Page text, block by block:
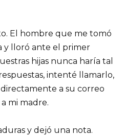
El hombre que me tomó
y lloró ante el primer
hijas nunca haría tal
intenté llamarlo,
a su correo
mi madre.
y dejó una nota.